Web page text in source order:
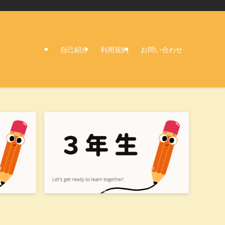
自己紹介 利用規約 お問い合わせ